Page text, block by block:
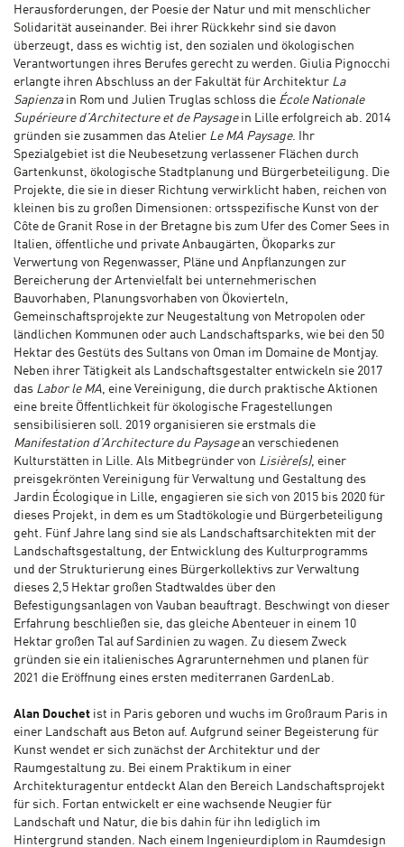
Herausforderungen, der Poesie der Natur und mit menschlicher
Solidarität auseinander. Bei ihrer Rückkehr sind sie davon
überzeugt, dass es wichtig ist, den sozialen und ökologischen
Verantwortungen ihres Berufes gerecht zu werden. Giulia Pignocchi
erlangte ihren Abschluss an der Fakultät für Architektur La
Sapienzain Rom und Julien Truglas schloss die École Nationale
Supérieure d’Architecture et de Paysagein Lille erfolgreich ab. 2014
gründen sie zusammen das Atelier Le MA Paysage. Ihr
Spezialgebiet ist die Neubesetzung verlassener Flächen durch
Gartenkunst, ökologische Stadtplanung und Bürgerbeteiligung. Die
Projekte, die sie in dieser Richtung verwirklicht haben, reichen von
kleinen bis zu großen Dimensionen: ortsspezifische Kunst von der
Côte de Granit Rose in der Bretagne bis zum Ufer des Comer Sees in
Italien, öffentliche und private Anbaugärten, Ökoparks zur
Verwertung von Regenwasser, Pläne und Anpflanzungen zur
Bereicherung der Artenvielfalt bei unternehmerischen
Bauvorhaben, Planungsvorhaben von Ökovierteln,
Gemeinschaftsprojekte zur Neugestaltung von Metropolen oder
ländlichen Kommunen oder auch Landschaftsparks, wie bei den 50
Hektar des Gestüts des Sultans von Oman im Domaine de Montjay.
Neben ihrer Tätigkeit als Landschaftsgestalter entwickeln sie 2017
das Labor le MA, eine Vereinigung, die durch praktische Aktionen
eine breite Öffentlichkeit für ökologische Fragestellungen
sensibilisieren soll. 2019 organisieren sie erstmals die
Manifestation d’Architecture du Paysagean verschiedenen
Kulturstätten in Lille. Als Mitbegründer von Lisière(s), einer
preisgekrönten Vereinigung für Verwaltung und Gestaltung des
Jardin Écologique in Lille, engagieren sie sich von 2015 bis 2020 für
dieses Projekt, in dem es um Stadtökologie und Bürgerbeteiligung
geht. Fünf Jahre lang sind sie als Landschaftsarchitekten mit der
Landschaftsgestaltung, der Entwicklung des Kulturprogramms
und der Strukturierung eines Bürgerkollektivs zur Verwaltung
dieses 2,5 Hektar großen Stadtwaldes über den
Befestigungsanlagen von Vauban beauftragt. Beschwingt von dieser
Erfahrung beschließen sie, das gleiche Abenteuer in einem 10
Hektar großen Tal auf Sardinien zu wagen. Zu diesem Zweck
gründen sie ein italienisches Agrarunternehmen und planen für
2021 die Eröffnung eines ersten mediterranen GardenLab.
Alan Douchet ist in Paris geboren und wuchs im Großraum Paris in
einer Landschaft aus Beton auf. Aufgrund seiner Begeisterung für
Kunst wendet er sich zunächst der Architektur und der
Raumgestaltung zu. Bei einem Praktikum in einer
Architekturagentur entdeckt Alan den Bereich Landschaftsprojekt
für sich. Fortan entwickelt er eine wachsende Neugier für
Landschaft und Natur, die bis dahin für ihn lediglich im
Hintergrund standen. Nach einem Ingenieurdiplom in Raumdesign